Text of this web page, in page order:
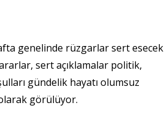
genelinde rüzgarlar sert esecek
sert açıklamalar politik,
gündelik hayatı olumsuz
görülüyor.